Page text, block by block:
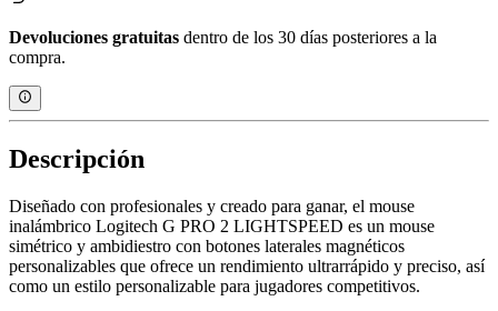
Devoluciones gratuitas dentro de los 30 días posteriores a la
compra.
Descripción
Diseñado con profesionales y creado para ganar, el mouse
inalámbrico Logitech G PRO 2 LIGHTSPEED es un mouse
simétrico y ambidiestro con botones laterales magnéticos
personalizables que ofrece un rendimiento ultrarrápido y preciso, así
como un estilo personalizable para jugadores competitivos.